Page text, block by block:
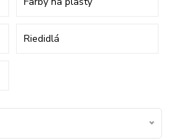
Riedidlá